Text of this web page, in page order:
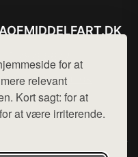
for at
relevant
Kort sagt: for at
at være irriterende.
Mail: hej@want.dk
Cookie- og privatlivspolitik